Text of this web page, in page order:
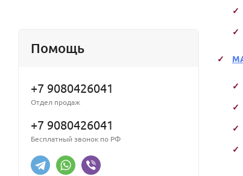
Помощь
+7 9080426041
Отдел продаж
+7 9080426041
Бесплатный звонок по РФ